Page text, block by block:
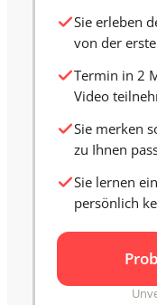
Sie erleben
von der
Termin in 2
Video
Sie merken
zu Ihnen
Sie lernen
persönlich